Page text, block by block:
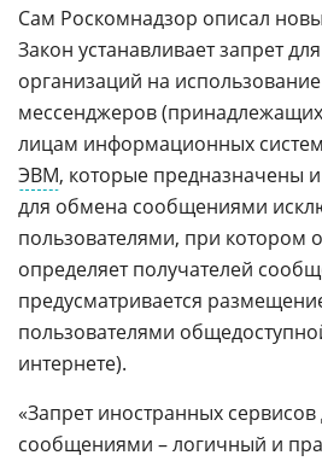
Сам Роскомнадзор описал
Закон устанавливает запрет
организаций на
мессенджеров
лицам информационных
ЭВМ, которые предназначены
для обмена сообщениями
пользователями, при котором
определяет получателей
предусматривается
пользователями
интернете).
«Запрет иностранных
сообщениями – логичный и